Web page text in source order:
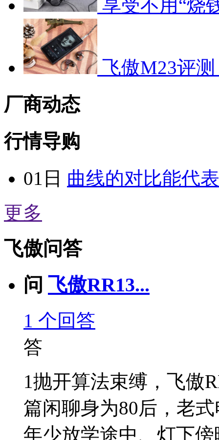
享受不用“烧
飞傲M23评
厂商动态
行情导购
01日 曲线的对比能代
更多
飞傲问答
问 飞傲RR13...
1 个回答
答
1抛开算法束缚，飞傲
篇闲聊身为80后，老
年少放学途中、灯下